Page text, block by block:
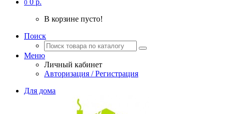
0 0 р.
В корзине пусто!
Поиск
Меню
Личный кабинет
Авторизация / Регистрация
Для дома